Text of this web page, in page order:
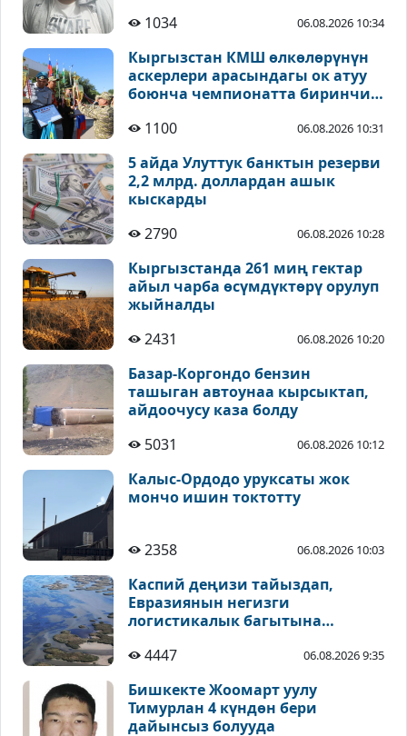
1034
06.08.2026 10:34
Кыргызстан КМШ өлкөлөрүнүн
аскерлери арасындагы ок атуу
боюнча чемпионатта биринчи
1100
06.08.2026 10:31
5 айда Улуттук банктын резерви
2,2 млрд. доллардан ашык
кыскарды
2790
06.08.2026 10:28
Кыргызстанда 261 миң гектар
айыл чарба өсүмдүктөрү орулуп
жыйналды
2431
06.08.2026 10:20
Базар-Коргондо бензин
ташыган автоунаа кырсыктап,
айдоочусу каза болду
5031
06.08.2026 10:12
Калыс-Ордодо уруксаты жок
мончо ишин токтотту
2358 06.08.2026 10:03
Каспий деңизи тайыздап,
Евразиянын негизги
логистикалык багытына
4447
06.08.2026 9:35
Бишкекте Жоомарт уулу
Тимурлан 4 күндөн бери
дайынсыз болууда